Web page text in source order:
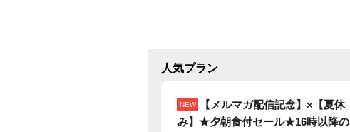
人気プラン
NEW
【メルマガ配信記念】×【夏休
み】★夕朝食付セール★16時以降の